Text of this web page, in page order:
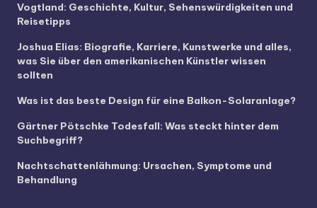
Vogtland: Geschichte, Kultur, Sehenswürdigkeiten und
Reisetipps
Joshua Elias: Biografie, Karriere, Kunstwerke und alles,
was Sie über den amerikanischen Künstler wissen
sollten
Was ist das beste Design für eine Balkon-Solaranlage?
Gärtner Pötschke Todesfall: Was steckt hinter dem
Suchbegriff?
Nachtschattenlähmung: Ursachen, Symptome und
Behandlung